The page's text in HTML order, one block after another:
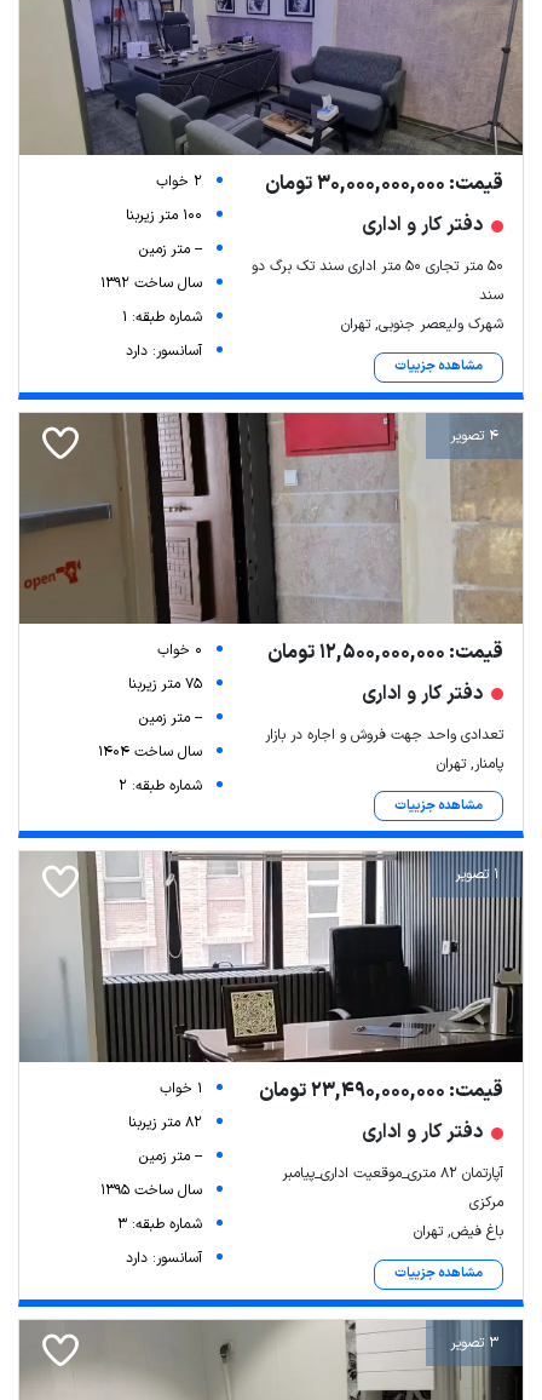
قیمت: 30,000,000,000 تومان
دفتر کار و اداری
۵۰ متر تجاری ۵۰ متر اداری سند تک برگ دو
سند
شهرک ولیعصر جنوبی, تهران
مشاهده جزییات
2 خواب
100 متر زیربنا
-- متر زمین
سال ساخت 1392
شماره طبقه: 1
آسانسور: دارد
4 تصویر
قیمت: 12,500,000,000 تومان
دفتر کار و اداری
تعدادی واحد جهت فروش و اجاره در بازار
پامنار, تهران
مشاهده جزییات
0 خواب
75 متر زیربنا
-- متر زمین
سال ساخت 1404
شماره طبقه: 2
1 تصویر
قیمت: 23,490,000,000 تومان
دفتر کار و اداری
آپارتمان 82 متری_موقعیت اداری_پیامبر
مرکزی
باغ فیض, تهران
مشاهده جزییات
1 خواب
82 متر زیربنا
-- متر زمین
سال ساخت 1395
شماره طبقه: 3
آسانسور: دارد
3 تصویر